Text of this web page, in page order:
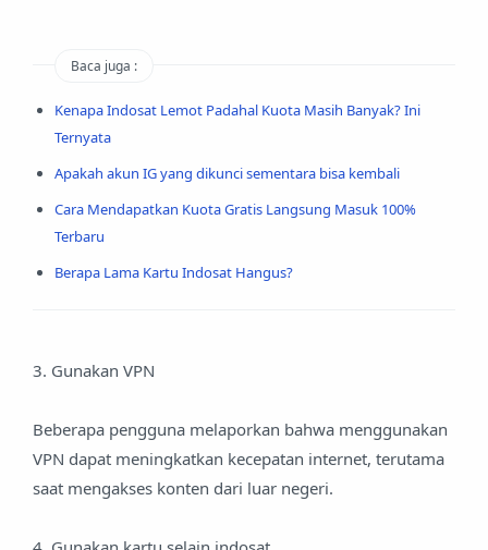
Baca juga :
Kenapa Indosat Lemot Padahal Kuota Masih Banyak? Ini
Ternyata
Apakah akun IG yang dikunci sementara bisa kembali
Cara Mendapatkan Kuota Gratis Langsung Masuk 100%
Terbaru
Berapa Lama Kartu Indosat Hangus?
3. Gunakan VPN
Beberapa pengguna melaporkan bahwa menggunakan
VPN dapat meningkatkan kecepatan internet, terutama
saat mengakses konten dari luar negeri.